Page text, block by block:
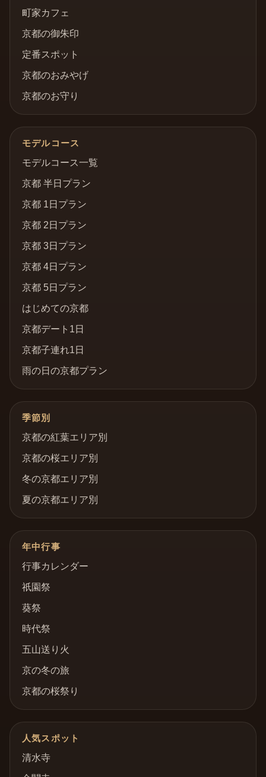
町家カフェ
京都の御朱印
定番スポット
京都のおみやげ
京都のお守り
モデルコース
モデルコース一覧
京都 半日プラン
京都 1日プラン
京都 2日プラン
京都 3日プラン
京都 4日プラン
京都 5日プラン
はじめての京都
京都デート1日
京都子連れ1日
雨の日の京都プラン
季節別
京都の紅葉エリア別
京都の桜エリア別
冬の京都エリア別
夏の京都エリア別
年中行事
行事カレンダー
祇園祭
葵祭
時代祭
五山送り火
京の冬の旅
京都の桜祭り
人気スポット
清水寺